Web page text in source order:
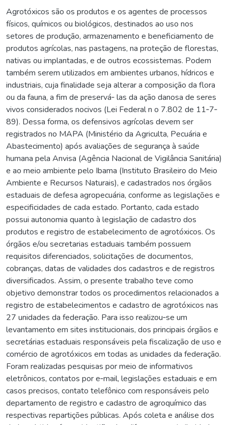
Agrotóxicos são os produtos e os agentes de processos
físicos, químicos ou biológicos, destinados ao uso nos
setores de produção, armazenamento e beneficiamento de
produtos agrícolas, nas pastagens, na proteção de florestas,
nativas ou implantadas, e de outros ecossistemas. Podem
também serem utilizados em ambientes urbanos, hídricos e
industriais, cuja finalidade seja alterar a composição da flora
ou da fauna, a fim de preservá‐ las da ação danosa de seres
vivos considerados nocivos (Lei Federal n o 7.802 de 11‐7‐
89). Dessa forma, os defensivos agrícolas devem ser
registrados no MAPA (Ministério da Agriculta, Pecuária e
Abastecimento) após avaliações de segurança à saúde
humana pela Anvisa (Agência Nacional de Vigilância Sanitária)
e ao meio ambiente pelo Ibama (Instituto Brasileiro do Meio
Ambiente e Recursos Naturais), e cadastrados nos órgãos
estaduais de defesa agropecuária, conforme as legislações e
especificidades de cada estado. Portanto, cada estado
possui autonomia quanto à legislação de cadastro dos
produtos e registro de estabelecimento de agrotóxicos. Os
órgãos e/ou secretarias estaduais também possuem
requisitos diferenciados, solicitações de documentos,
cobranças, datas de validades dos cadastros e de registros
diversificados. Assim, o presente trabalho teve como
objetivo demonstrar todos os procedimentos relacionados a
registro de estabelecimentos e cadastro de agrotóxicos nas
27 unidades da federação. Para isso realizou‐se um
levantamento em sites institucionais, dos principais órgãos e
secretárias estaduais responsáveis pela fiscalização de uso e
comércio de agrotóxicos em todas as unidades da federação.
Foram realizadas pesquisas por meio de informativos
eletrônicos, contatos por e‐mail, legislações estaduais e em
casos precisos, contato telefônico com responsáveis pelo
departamento de registro e cadastro de agroquímico das
respectivas repartições públicas. Após coleta e análise dos